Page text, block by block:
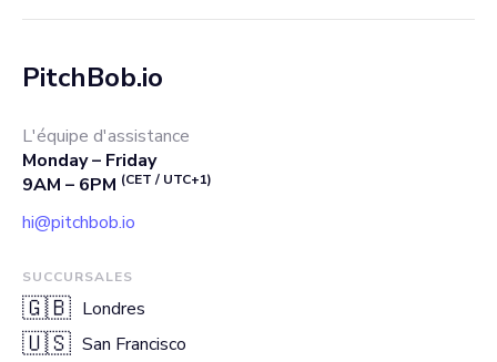
PitchBob.io
L'équipe d'assistance
Monday – Friday
9AM – 6PM (CET / UTC+1)
hi@pitchbob.io
SUCCURSALES
🇬🇧 Londres
🇺🇸 San Francisco